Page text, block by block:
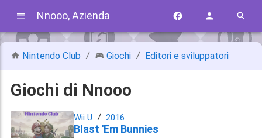
Nnooo, Azienda
Nintendo Club Giochi Editori e sviluppatori
Giochi di Nnooo
Wii U 2016
Blast 'Em Bunnies